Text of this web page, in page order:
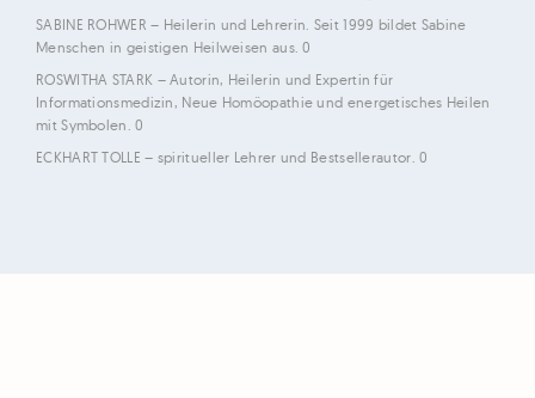
SABINE ROHWER – Heilerin und Lehrerin. Seit 1999 bildet Sabine
Menschen in geistigen Heilweisen aus. 0
ROSWITHA STARK – Autorin, Heilerin und Expertin für
Informationsmedizin, Neue Homöopathie und energetisches Heilen
mit Symbolen. 0
ECKHART TOLLE – spiritueller Lehrer und Bestsellerautor. 0